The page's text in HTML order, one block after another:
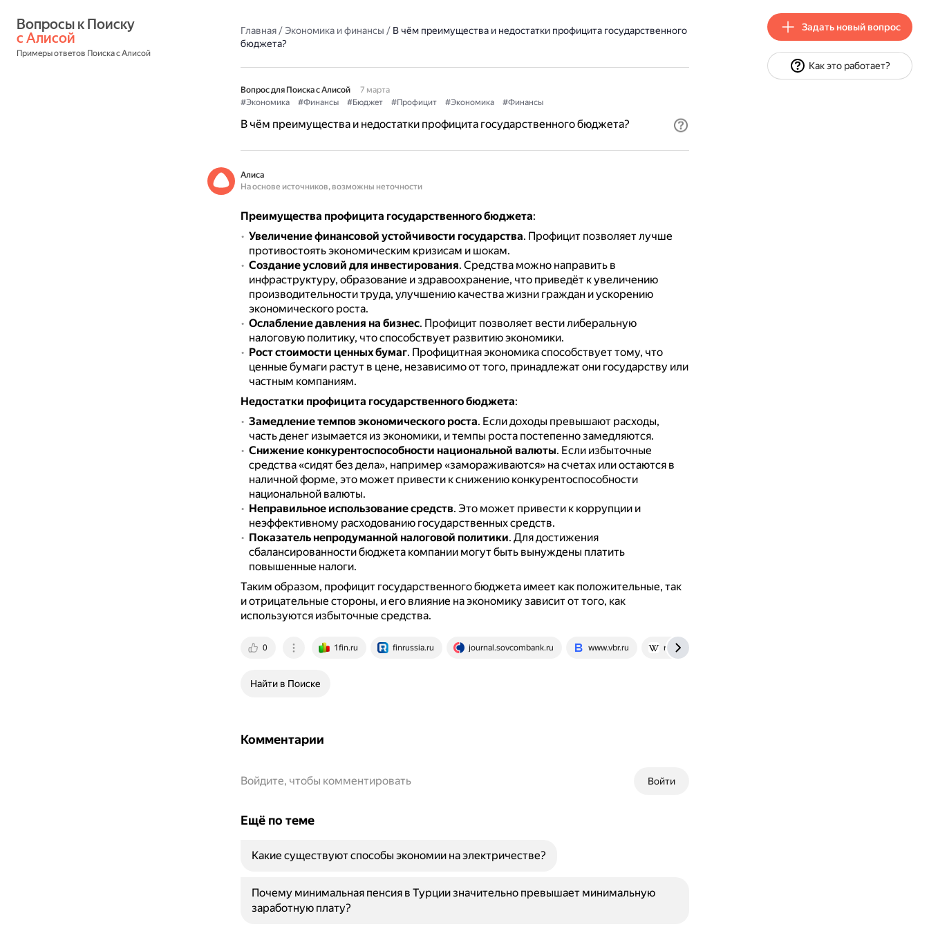
с Алисой
Примеры ответов Поиска с Алисой
Главная/Экономика и финансы / В чём преимущества и недостатки профицита государственного
бюджета?
Вопрос для Поиска с Алисой
7 марта
#Экономика
#Финансы #Бюджет #Профицит #Экономика #Финансы
В чём преимущества и недостатки профицита государственного бюджета?
Алиса
На основе источников, возможны неточности
Преимущества профицита государственного бюджета:
Увеличение финансовой устойчивости государства. Профицит позволяет лучше
противостоять экономическим кризисам и шокам.
Создание условий для инвестирования. Средства можно направить в
инфраструктуру, образование и здравоохранение, что приведёт к увеличению
производительности труда, улучшению качества жизни граждан и ускорению
экономического роста.
Ослабление давления на бизнес. Профицит позволяет вести либеральную
налоговую политику, что способствует развитию экономики.
Рост стоимости ценных бумаг. Профицитная экономика способствует тому, что
ценные бумаги растут в цене, независимо от того, принадлежат они государству или
частным компаниям.
Недостатки профицита государственного бюджета:
Замедление темпов экономического роста. Если доходы превышают расходы,
часть денег изымается из экономики, и темпы роста постепенно замедляются.
Снижение конкурентоспособности национальной валюты. Если избыточные
средства «сидят без дела», например «замораживаются» на счетах или остаются в
наличной форме, это может привести к снижению конкурентоспособности
национальной валюты.
Неправильное использование средств. Это может привести к коррупции и
неэффективному расходованию государственных средств.
Показатель непродуманной налоговой политики. Для достижения
сбалансированности бюджета компании могут быть вынуждены платить
повышенные налоги.
Таким образом, профицит государственного бюджета имеет как положительные, так
и отрицательные стороны, и его влияние на экономику зависит от того, как
используются избыточные средства.
0 1fin.ru finrussia.ru journal.sovcombank.ru www.vbr.ru ru.wikipedia.org
Найти в Поиске
Комментарии
Войти
Войдите, чтобы комментировать
Ещё по теме
Какие существуют способы экономии на электричестве?
Почему минимальная пенсия в Турции значительно превышает минимальную
заработную плату?
Задать новый вопрос
Как это работает?